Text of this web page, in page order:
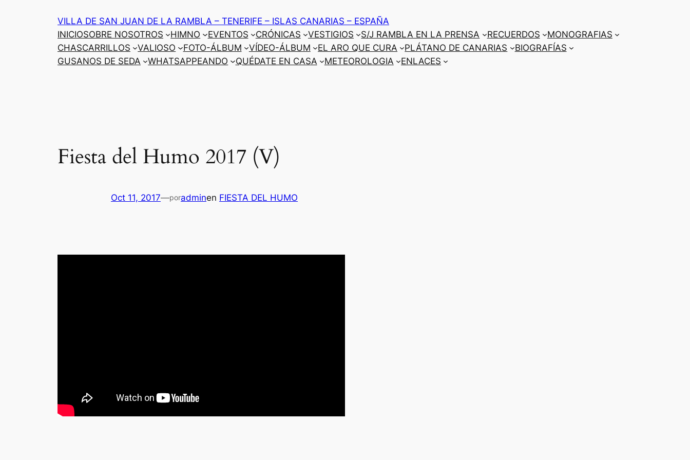
VILLA DE SAN JUAN DE LA RAMBLA – TENERIFE – ISLAS CANARIAS – ESPAÑA
INICIOSOBRE NOSOTROS HIMNO EVENTOS CRÓNICAS VESTIGIOS S/J RAMBLA EN LA PRENSA RECUERDOS
MONOGRAFIAS
CHASCARRILLOS
VALIOSO FOTO-ÁLBUM VÍDEO-ÁLBUM EL ARO QUE CURA PLÁTANO DE CANARIAS
BIOGRAFÍAS
GUSANOS DE SEDA
WHATSAPPEANDO QUÉDATE EN CASA METEOROLOGIA ENLACES
Fiesta del Humo 2017 (V)
Oct 11, 2017—poradminen FIESTA DEL HUMO